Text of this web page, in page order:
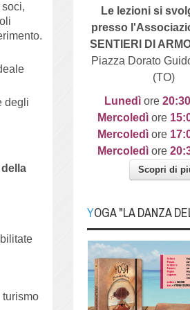
degli
turismo
Le lezioni si
presso
SENTIERI DI
Piazza Dorato
(TO)
Lunedìore 20
Mercoledì ore
Mercoledì ore
Mercoledì ore
Scopri di
YOGA "LA DANZA